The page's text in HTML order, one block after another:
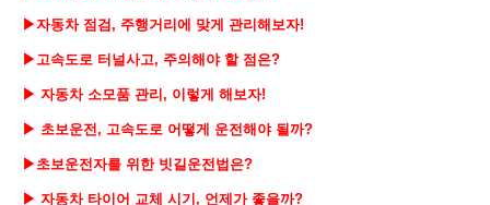
▶자동차 점검, 주행거리에 맞게 관리해보자!
▶고속도로 터널사고, 주의해야 할 점은?
▶ 자동차 소모품 관리, 이렇게 해보자!
▶ 초보운전, 고속도로 어떻게 운전해야 될까?
▶초보운전자를 위한 빗길운전법은?
▶ 자동차 타이어 교체 시기, 언제가 좋을까?